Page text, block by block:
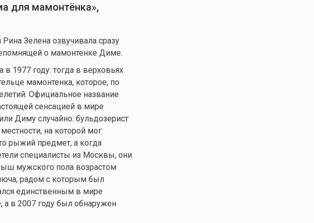
для мамонтёнка»,
Зелена озвучивала сразу
о мамонтенке Диме.
1977 году: тогда в верховьях
мамонтенка, которое, по
Официальное название
сенсацией в мире
Диму случайно: бульдозерист
на которой мог
рыжий предмет, а когда
специалисты из Москвы, они
мужского пола возрастом
радом с которым был
единственным в мире
в 2007 году был обнаружен